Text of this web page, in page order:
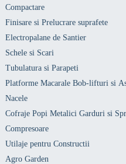
Compactare
Finisare si Prelucrare suprafete
Electropalane de Santier
Schele si Scari
Tubulatura si Parapeti
Platforme Macarale Bob-lifturi si
Nacele
Cofraje Popi Metalici Garduri si
Compresoare
Utilaje pentru Constructii
Agro Garden